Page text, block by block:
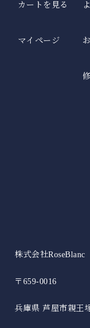
カートを見る
マイページ
株式会社RoseBlanc
〒659-0016
兵庫県 芦屋市親王